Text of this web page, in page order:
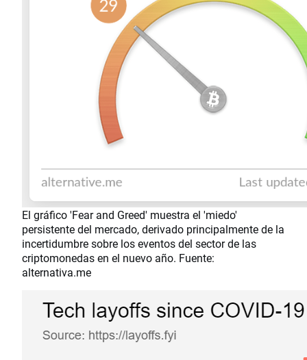
El gráfico 'Fear and Greed' muestra el 'miedo'
persistente del mercado, derivado principalmente de la
incertidumbre sobre los eventos del sector de las
criptomonedas en el nuevo año. Fuente:
alternativa.me